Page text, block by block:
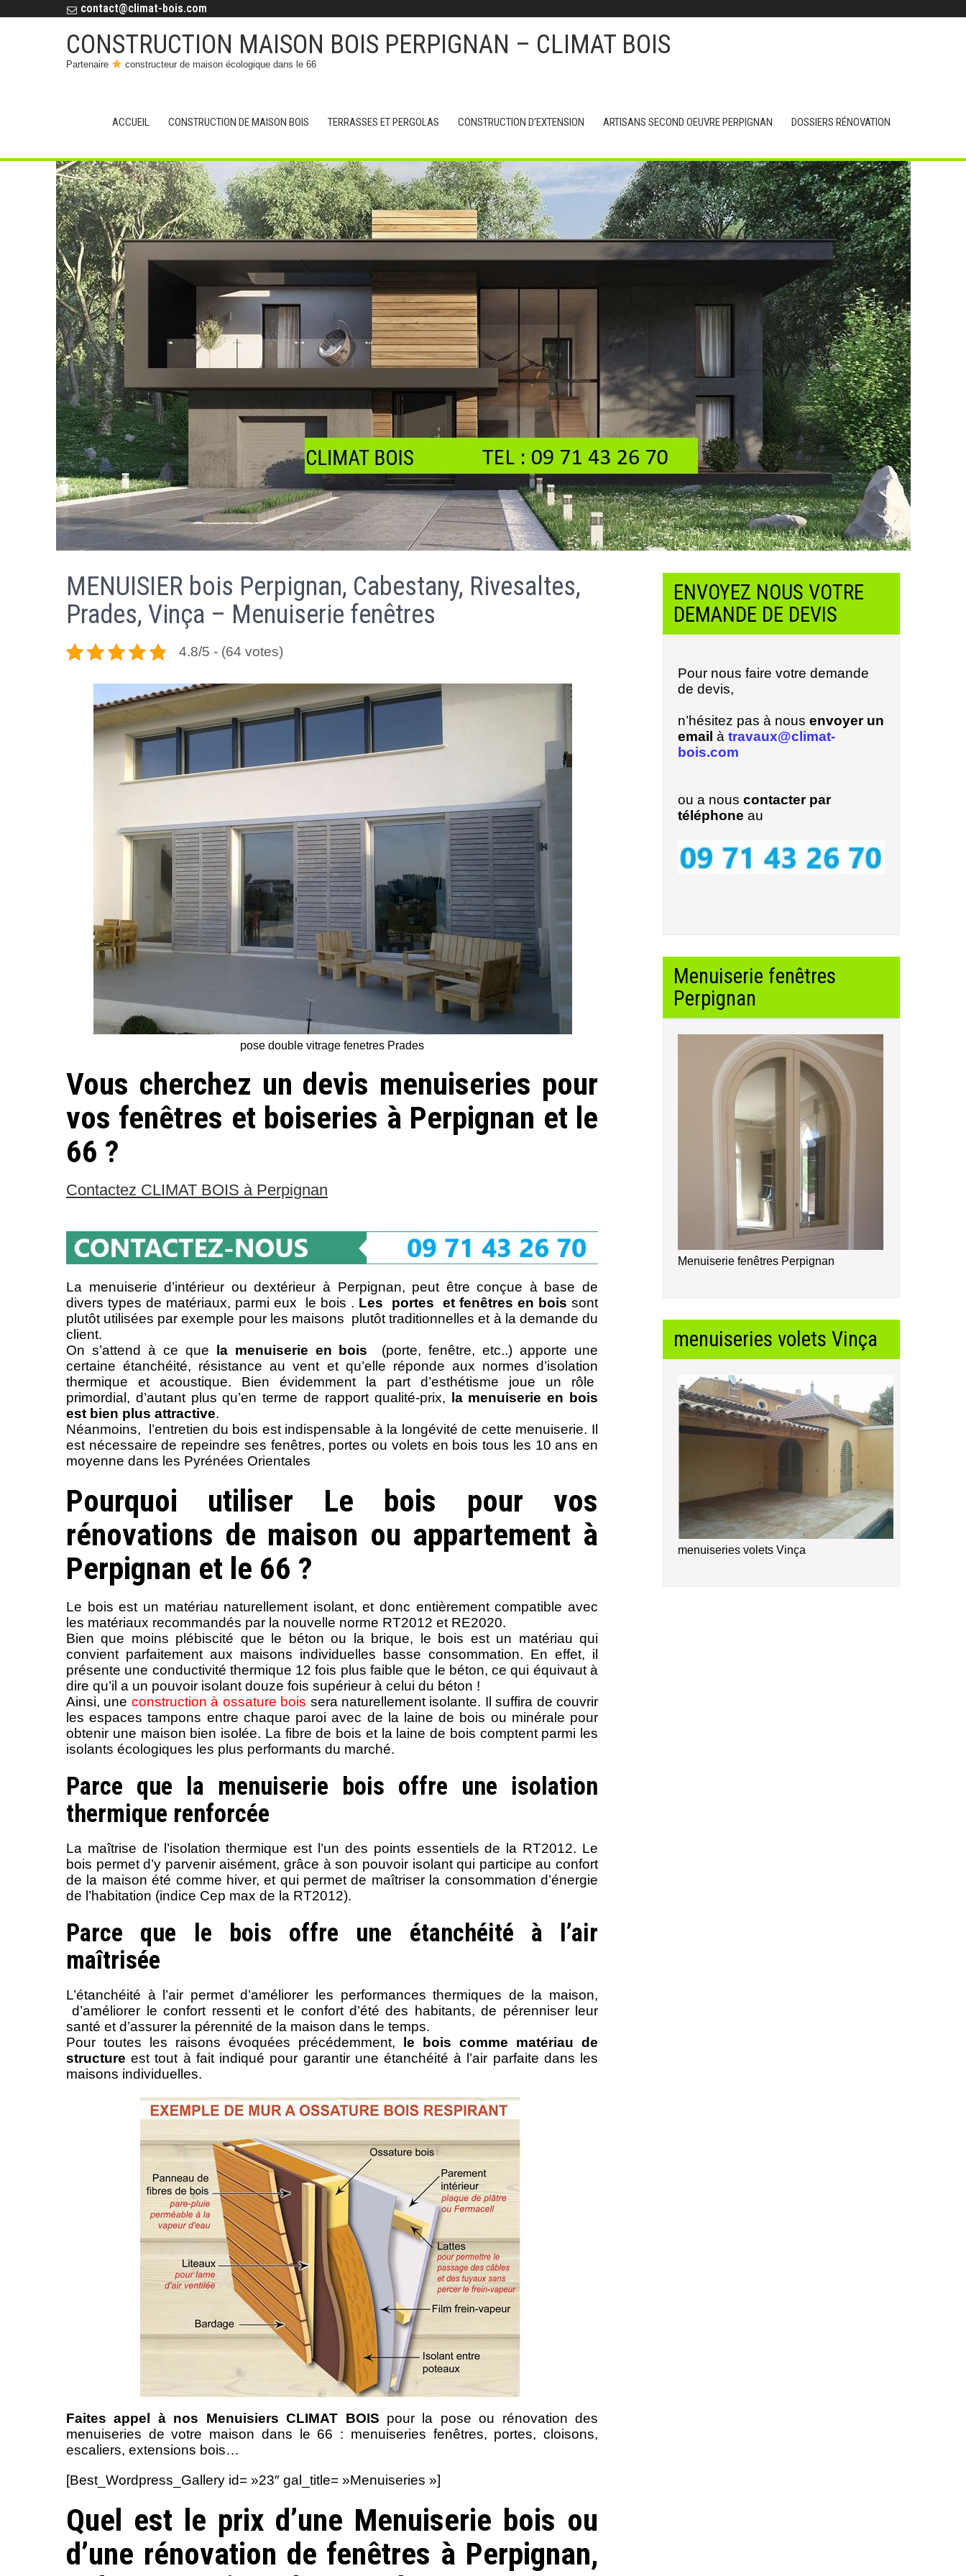
contact@climat-bois.com
CONSTRUCTION MAISON BOIS PERPIGNAN – CLIMAT BOIS
Partenaire constructeur de maison écologique dans le 66
ACCUEIL CONSTRUCTION DE MAISON BOIS TERRASSES ET PERGOLAS CONSTRUCTION D’EXTENSION ARTISANS SECOND OEUVRE PERPIGNAN DOSSIERS RÉNOVATION
MENUISIER bois Perpignan, Cabestany, Rivesaltes,
Prades, Vinça – Menuiserie fenêtres
4.8/5 - (64 votes)
pose double vitrage fenetres Prades
Vous cherchez un devis menuiseries pour
vos fenêtres et boiseries à Perpignan et le
66 ?
Contactez CLIMAT BOIS à Perpignan
La menuiserie d’intérieur ou dextérieur à Perpignan, peut être conçue à base de
divers types de matériaux, parmi eux le bois . Les portes et fenêtres en bois sont
plutôt utilisées par exemple pour les maisons plutôt traditionnelles et à la demande du
client.
On s’attend à ce que
la menuiserie en bois (porte, fenêtre, etc..) apporte une
certaine étanchéité, résistance au vent et qu’elle réponde aux normes d’isolation
thermique et acoustique. Bien évidemment la part d’esthétisme joue un rôle
primordial, d’autant plus qu’en terme de rapport qualité-prix,
la menuiserie en bois
est bien plus attractive.
Néanmoins, l’entretien du bois est indispensable à la longévité de cette menuiserie. Il
est nécessaire de repeindre ses fenêtres, portes ou volets en bois tous les 10 ans en
moyenne dans les Pyrénées Orientales
Pourquoi utiliser Le bois pour vos
rénovations de maison ou appartement à
Perpignan et le 66 ?
Le bois est un matériau naturellement isolant, et donc entièrement compatible avec
les matériaux recommandés par la nouvelle norme RT2012 et RE2020.
Bien que moins plébiscité que le béton ou la brique, le bois est un matériau qui
convient parfaitement aux maisons individuelles basse consommation. En effet, il
présente une conductivité thermique 12 fois plus faible que le béton, ce qui équivaut à
dire qu’il a un pouvoir isolant douze fois supérieur à celui du béton !
Ainsi, une construction à ossature bois sera naturellement isolante. Il suffira de couvrir
les espaces tampons entre chaque paroi avec de la laine de bois ou minérale pour
obtenir une maison bien isolée. La fibre de bois et la laine de bois comptent parmi les
isolants écologiques les plus performants du marché.
Parce que la menuiserie bois offre une isolation
thermique renforcée
La maîtrise de l’isolation thermique est l’un des points essentiels de la RT2012. Le
bois permet d’y parvenir aisément, grâce à son pouvoir isolant qui participe au confort
de la maison été comme hiver, et qui permet de maîtriser la consommation d’énergie
de l’habitation (indice Cep max de la RT2012).
Parce que le bois offre une étanchéité à l’air
maîtrisée
L’étanchéité à l’air permet d’améliorer les performances thermiques de la maison,
d’améliorer le confort ressenti et le confort d’été des habitants, de pérenniser leur
santé et d’assurer la pérennité de la maison dans le temps.
Pour toutes les raisons évoquées précédemment,
le bois comme matériau de
structureest tout à fait indiqué pour garantir une étanchéité à l’air parfaite dans les
maisons individuelles.
Faites appel à nos Menuisiers CLIMAT BOIS pour la pose ou rénovation des
menuiseries de votre maison dans le 66 : menuiseries fenêtres, portes, cloisons,
escaliers, extensions bois…
[Best_Wordpress_Gallery id= »23″ gal_title= »Menuiseries »]
Quel est le prix d’une Menuiserie bois ou
d’une rénovation de fenêtres à Perpignan,
ENVOYEZ NOUS VOTRE
DEMANDE DE DEVIS
Pour nous faire votre demande
de devis,
n’hésitez pas à nous envoyer un
email à travaux@climat-
bois.com
ou a nous contacter par
téléphone au
Menuiserie fenêtres
Perpignan
Menuiserie fenêtres Perpignan
menuiseries volets Vinça
menuiseries volets Vinça